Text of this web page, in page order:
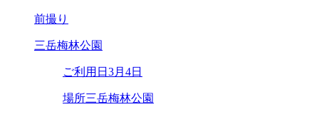
前撮り
三岳梅林公園
ご利用日 3月4日
場所三岳梅林公園